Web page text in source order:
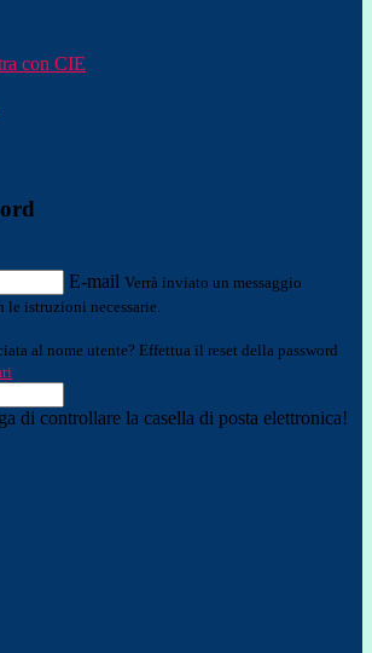
con CIE
E-mail Verrà inviato un messaggio
istruzioni necessarie.
al nome utente? Effettua il reset della password
di controllare la casella di posta elettronica!